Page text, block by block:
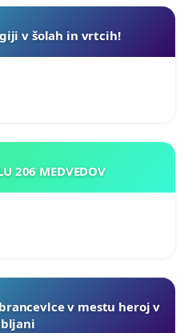
v šolah in vrtcih!
206 MEDVEDOV
v mestu heroj v